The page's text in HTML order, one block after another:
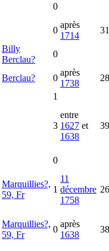
0
0
après
1714
Billy
Berclau?
0
Berclau? 0
après
1738
1
3
entre
1627 et
1638
0
Marquillies?,
59, Fr
1
11
décembre
1758
Marquillies?,
59, Fr
0
après
1638